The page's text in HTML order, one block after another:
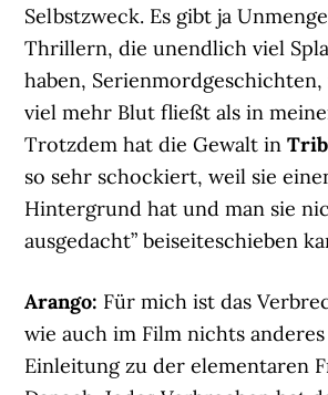
Selbstzweck. Es gibt ja
Thrillern, die unendlich viel
haben,
viel mehr Blut fließt als in
Trotzdem hat die Gewalt in
so sehr schockiert, weil sie
Hintergrund hat und man sie
ausgedacht” beiseiteschieben
Arango: Für mich ist das
wie auch im Film nichts anderes
Einleitung zu der elementaren